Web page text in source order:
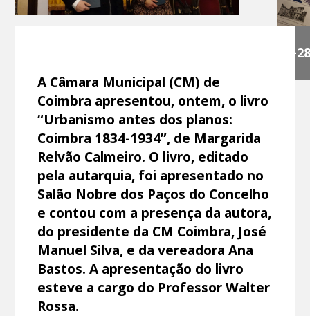
+28
A Câmara Municipal (CM) de
Coimbra apresentou, ontem, o livro
“Urbanismo antes dos planos:
Coimbra 1834-1934”, de Margarida
Relvão Calmeiro. O livro, editado
pela autarquia, foi apresentado no
Salão Nobre dos Paços do Concelho
e contou com a presença da autora,
do presidente da CM Coimbra, José
Manuel Silva, e da vereadora Ana
Bastos. A apresentação do livro
esteve a cargo do Professor Walter
Rossa.